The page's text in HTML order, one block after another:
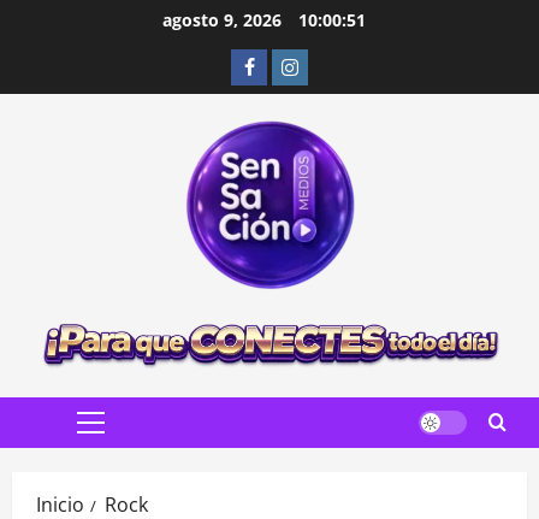
agosto 9, 2026 10:00:52
FacebookInstagram
Menú
Inicio Rock